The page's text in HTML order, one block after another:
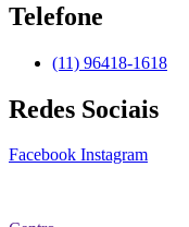
Telefone
(11) 96418-1618
Redes Sociais
Facebook Instagram